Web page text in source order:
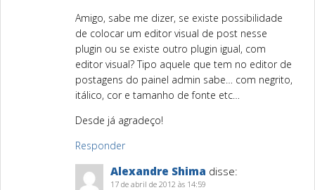
Amigo, sabe me dizer, se existe possibilidade
de colocar um editor visual de post nesse
plugin ou se existe outro plugin igual, com
editor visual? Tipo aquele que tem no editor de
postagens do painel admin sabe… com negrito,
itálico, cor e tamanho de fonte etc…
Desde já agradeço!
Responder
Alexandre Shima disse:
17 de abril de 2012 às 14:59